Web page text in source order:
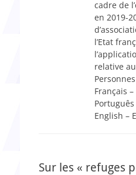
cadre de
en 2019-
l’Etat
relative
Français
English –
Sur les « refuges